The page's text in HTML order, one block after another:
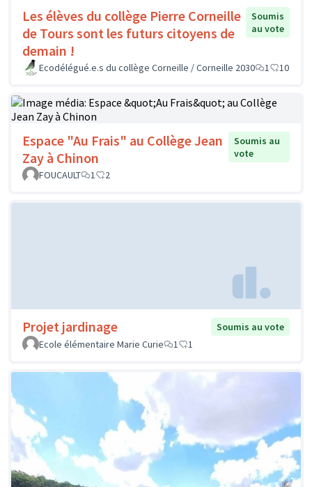
Les élèves du collège Pierre Corneille
de Tours sont les futurs citoyens de
demain !
Soumis
au vote
Ecodélégué.e.s du collège Corneille / Corneille 2030 1 10
Espace "Au Frais" au Collège Jean
Zay à Chinon
Soumis au
vote
FOUCAULT
1 2
Projet jardinage
Soumis au vote
Ecole élémentaire Marie Curie
1 1